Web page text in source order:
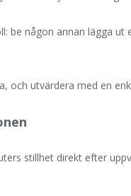
be någon annan lägga
och utvärdera med en
stillhet direkt efter